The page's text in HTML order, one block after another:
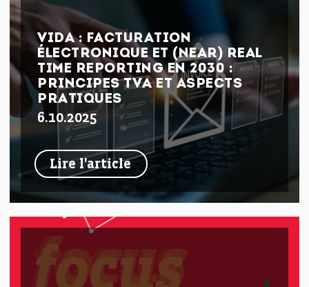
VIDA : FACTURATION
ÉLECTRONIQUE ET (NEAR) REAL
TIME REPORTING EN 2030 :
PRINCIPES TVA ET ASPECTS
PRATIQUES
Lire l'article
6.10.2025